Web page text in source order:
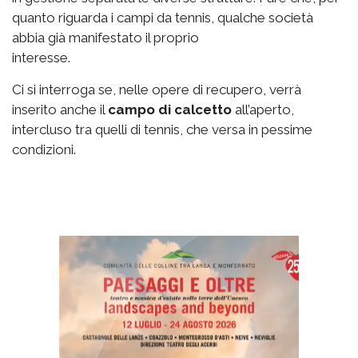
quanto riguarda i campi da tennis, qualche società
abbia già manifestato il proprio
interesse.
Ci si interroga se, nelle opere di recupero, verrà
inserito anche il campo di calcetto all’aperto,
intercluso tra quelli di tennis, che versa in pessime
condizioni.